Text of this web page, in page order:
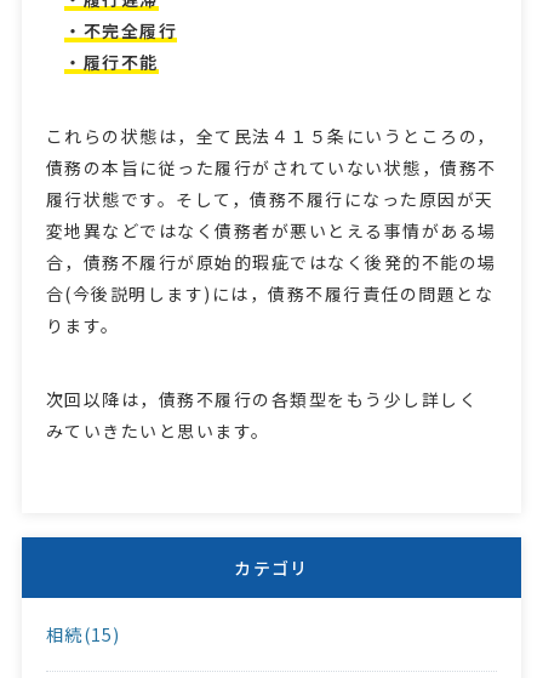
・不完全履行
・履行不能
これらの状態は，全て民法４１５条にいうところの，
債務の本旨に従った履行がされていない状態，債務不
履行状態です。そして，債務不履行になった原因が天
変地異などではなく債務者が悪いとえる事情がある場
合，債務不履行が原始的瑕疵ではなく後発的不能の場
合(今後説明します)には，債務不履行責任の問題とな
ります。
次回以降は，債務不履行の各類型をもう少し詳しく
みていきたいと思います。
カテゴリ
相続(15)